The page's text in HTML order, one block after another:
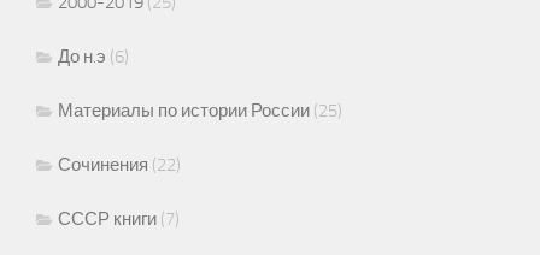
До н.э (6)
Материалы по истории России (25)
Сочинения (22)
СССР книги (7)